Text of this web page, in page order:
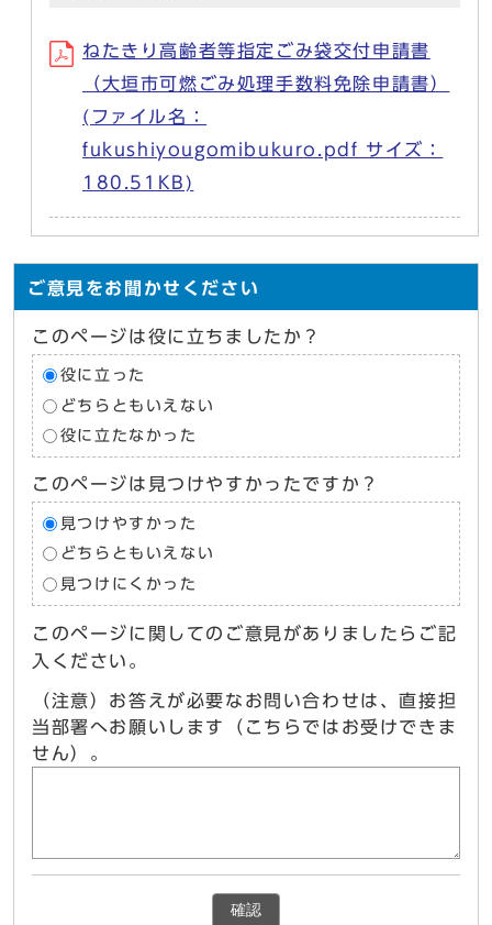
ねたきり高齢者等指定ごみ袋交付申請書
（大垣市可燃ごみ処理手数料免除申請書）
(ファイル名：
fukushiyougomibukuro.pdf サイズ：
180.51KB)
ご意見をお聞かせください
このページは役に立ちましたか？
役に立った
どちらともいえない
役に立たなかった
このページは見つけやすかったですか？
見つけやすかった
どちらともいえない
見つけにくかった
このページに関してのご意見がありましたらご記
入ください。
（注意）お答えが必要なお問い合わせは、直接担
当部署へお願いします（こちらではお受けできま
せん）。
確認